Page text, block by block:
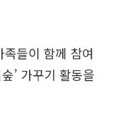
들이 함께 참여
’ 가꾸기 활동을